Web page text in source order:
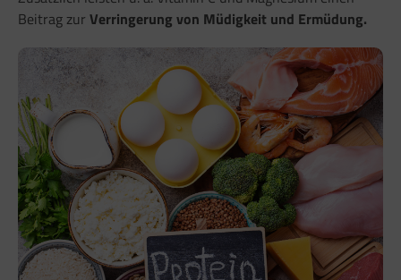
Beitrag zur Verringerung von Müdigkeit und Ermüdung.